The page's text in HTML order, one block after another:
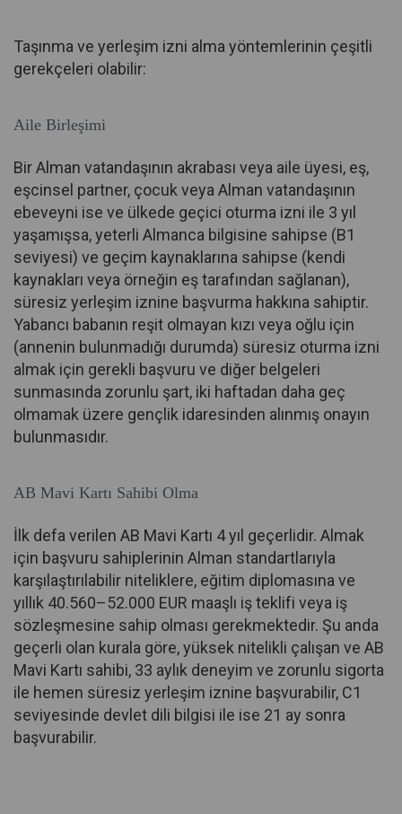
Taşınma ve yerleşim izni alma yöntemlerinin çeşitli
gerekçeleri olabilir:
Aile Birleşimi
Bir Alman vatandaşının akrabası veya aile üyesi, eş,
eşcinsel partner, çocuk veya Alman vatandaşının
ebeveyni ise ve ülkede geçici oturma izni ile 3 yıl
yaşamışsa, yeterli Almanca bilgisine sahipse (B1
seviyesi) ve geçim kaynaklarına sahipse (kendi
kaynakları veya örneğin eş tarafından sağlanan),
süresiz yerleşim iznine başvurma hakkına sahiptir.
Yabancı babanın reşit olmayan kızı veya oğlu için
(annenin bulunmadığı durumda) süresiz oturma izni
almak için gerekli başvuru ve diğer belgeleri
sunmasında zorunlu şart, iki haftadan daha geç
olmamak üzere gençlik idaresinden alınmış onayın
bulunmasıdır.
AB Mavi Kartı Sahibi Olma
İlk defa verilen AB Mavi Kartı 4 yıl geçerlidir. Almak
için başvuru sahiplerinin Alman standartlarıyla
karşılaştırılabilir niteliklere, eğitim diplomasına ve
yıllık 40.560–52.000 EUR maaşlı iş teklifi veya iş
sözleşmesine sahip olması gerekmektedir. Şu anda
geçerli olan kurala göre, yüksek nitelikli çalışan ve AB
Mavi Kartı sahibi, 33 aylık deneyim ve zorunlu sigorta
ile hemen süresiz yerleşim iznine başvurabilir, C1
seviyesinde devlet dili bilgisi ile ise 21 ay sonra
başvurabilir.